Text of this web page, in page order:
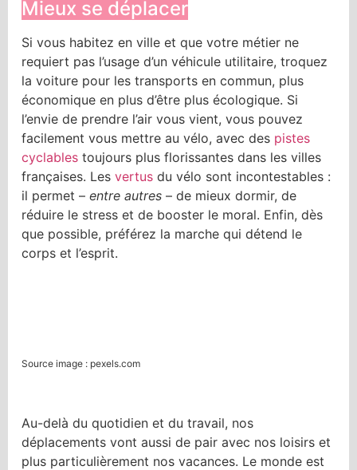
Mieux se déplacer
Si vous habitez en ville et que votre métier ne
requiert pas l’usage d’un véhicule utilitaire, troquez
la voiture pour les transports en commun, plus
économique en plus d’être plus écologique. Si
l’envie de prendre l’air vous vient, vous pouvez
facilement vous mettre au vélo, avec des pistes
cyclables toujours plus florissantes dans les villes
françaises. Les vertus du vélo sont incontestables :
il permet – entre autres – de mieux dormir, de
réduire le stress et de booster le moral. Enfin, dès
que possible, préférez la marche qui détend le
corps et l’esprit.
Source image : pexels.com
Au-delà du quotidien et du travail, nos
déplacements vont aussi de pair avec nos loisirs et
plus particulièrement nos vacances. Le monde est